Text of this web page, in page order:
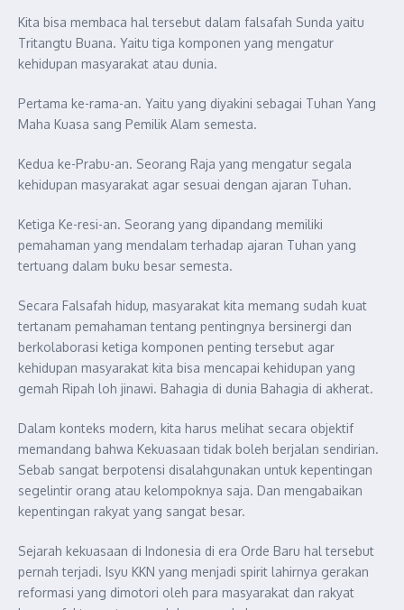
Kita bisa membaca hal tersebut dalam falsafah Sunda yaitu
Tritangtu Buana. Yaitu tiga komponen yang mengatur
kehidupan masyarakat atau dunia.
Pertama ke-rama-an. Yaitu yang diyakini sebagai Tuhan Yang
Maha Kuasa sang Pemilik Alam semesta.
Kedua ke-Prabu-an. Seorang Raja yang mengatur segala
kehidupan masyarakat agar sesuai dengan ajaran Tuhan.
Ketiga Ke-resi-an. Seorang yang dipandang memiliki
pemahaman yang mendalam terhadap ajaran Tuhan yang
tertuang dalam buku besar semesta.
Secara Falsafah hidup, masyarakat kita memang sudah kuat
tertanam pemahaman tentang pentingnya bersinergi dan
berkolaborasi ketiga komponen penting tersebut agar
kehidupan masyarakat kita bisa mencapai kehidupan yang
gemah Ripah loh jinawi. Bahagia di dunia Bahagia di akherat.
Dalam konteks modern, kita harus melihat secara objektif
memandang bahwa Kekuasaan tidak boleh berjalan sendirian.
Sebab sangat berpotensi disalahgunakan untuk kepentingan
segelintir orang atau kelompoknya saja. Dan mengabaikan
kepentingan rakyat yang sangat besar.
Sejarah kekuasaan di Indonesia di era Orde Baru hal tersebut
pernah terjadi. Isyu KKN yang menjadi spirit lahirnya gerakan
reformasi yang dimotori oleh para masyarakat dan rakyat